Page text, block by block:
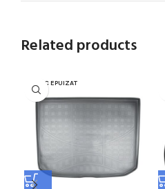
Related products
STOC EPUIZAT